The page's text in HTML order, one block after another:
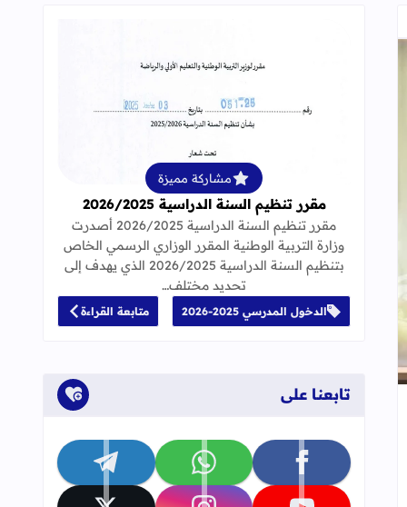
العلامات المرجعية
قراءة المزيد عن مقرر تنظيم السنة الدراسية
مشاركة مميزة
مقرر تنظيم السنة الدراسية 2026/2025
مقرر تنظيم السنة الدراسية 2026/2025 أصدرت
وزارة التربية الوطنية المقرر الوزاري الرسمي الخاص
بتنظيم السنة الدراسية 2026/2025 الذي يهدف إلى
تحديد مختلف…
الدخول المدرسي 2025-2026 متابعة القراءة
تابعنا على
تابعنا على facebook تابعنا على whatsapp تابعنا على telegram